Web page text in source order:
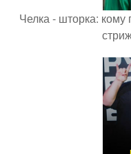
Челка - шторка: кому